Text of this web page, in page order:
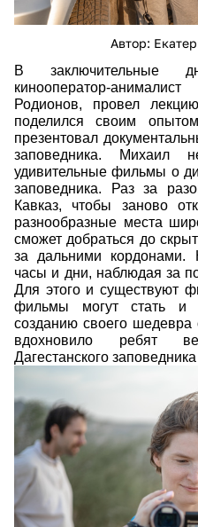
Автор:
В заключительные
кинооператор-
Родионов, провел
поделился своим
презентовал
заповедника. Михаил
удивительные фильмы о
заповедника. Раз за
Кавказ, чтобы заново
разнообразные места
сможет добраться до
за дальними кордонами.
часы и дни, наблюдая за
Для этого и существуют
фильмы могут стать и
созданию своего шедевра
вдохновило ребят
Дагестанского
img_5132.jpg